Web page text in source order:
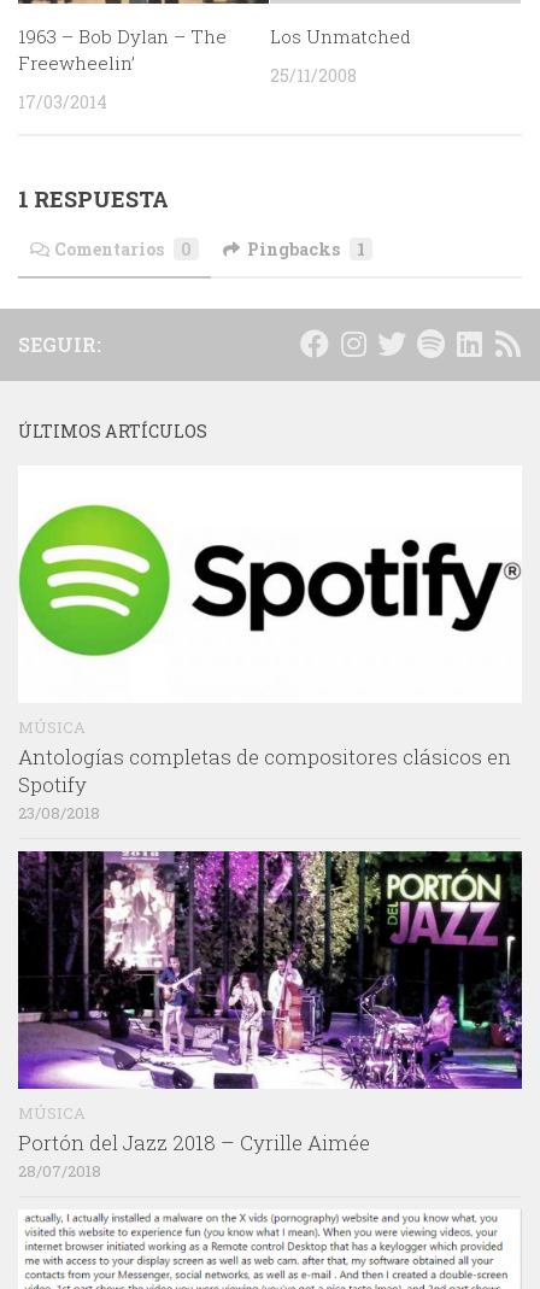
1963 – Bob Dylan – The
Freewheelin’
17/03/2014
Los Unmatched
25/11/2008
1 RESPUESTA
Comentarios 0 Pingbacks 1
SEGUIR:
ÚLTIMOS ARTÍCULOS
MÚSICA
Antologías completas de compositores clásicos en
Spotify
23/08/2018
MÚSICA
Portón del Jazz 2018 – Cyrille Aimée
28/07/2018